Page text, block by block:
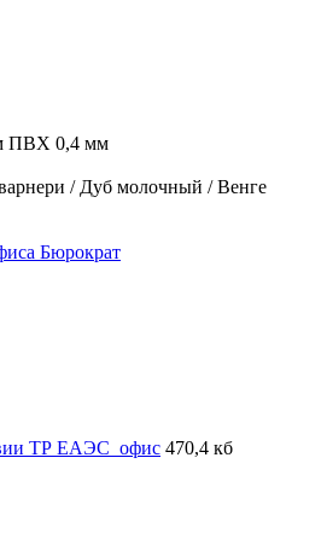
ПВХ 0,4 мм
/ Дуб молочный / Венге
Бюрократ
ТР ЕАЭС_офис 470,4 кб